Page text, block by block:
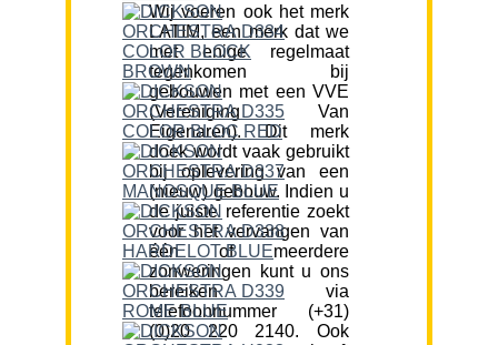
Wij voeren ook het merk
LATIM, een merk dat we
met enige regelmaat
tegenkomen bij
gebouwen met een VVE
(Vereniging Van
Eigenaren). Dit merk
doek wordt vaak gebruikt
bij oplevering van een
(nieuw) gebouw. Indien u
de juiste referentie zoekt
voor het vervangen van
één of meerdere
zonweringen kunt u ons
bereiken via
telefoonnummer (+31)
(0)20 220 2140. Ook